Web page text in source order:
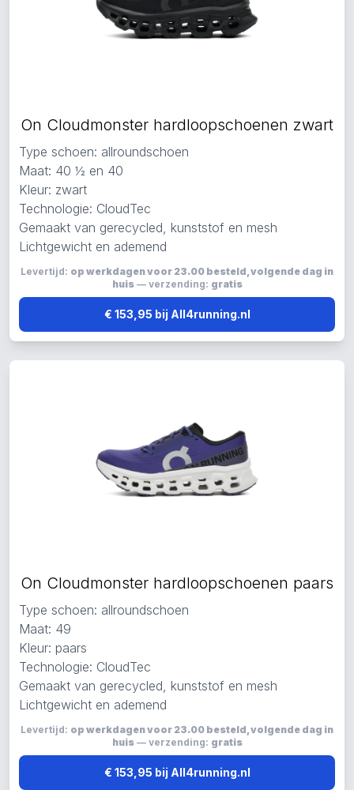
On Cloudmonster hardloopschoenen zwart
Type schoen: allroundschoen
Maat: 40 ½ en 40
Kleur: zwart
Technologie: CloudTec
Gemaakt van gerecycled, kunststof en mesh
Lichtgewicht en ademend
Levertijd: op werkdagen voor 23.00 besteld, volgende dag in
huis— verzending: gratis
€ 153,95 bij All4running.nl
On Cloudmonster hardloopschoenen paars
Type schoen: allroundschoen
Maat: 49
Kleur: paars
Technologie: CloudTec
Gemaakt van gerecycled, kunststof en mesh
Lichtgewicht en ademend
Levertijd: op werkdagen voor 23.00 besteld, volgende dag in
huis— verzending: gratis
€ 153,95 bij All4running.nl